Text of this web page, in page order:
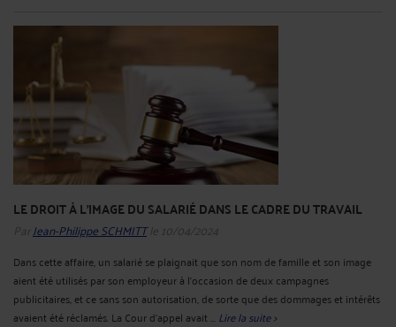
LE DROIT À L'IMAGE DU SALARIÉ DANS LE CADRE DU TRAVAIL
Par Jean-Philippe SCHMITTle 10/04/2024
Dans cette affaire, un salarié se plaignait que son nom de famille et son image
aient été utilisés par son employeur à l'occasion de deux campagnes
publicitaires, et ce sans son autorisation, de sorte que des dommages et intérêts
avaient été réclamés. La Cour d’appel avait ... Lire la suite >